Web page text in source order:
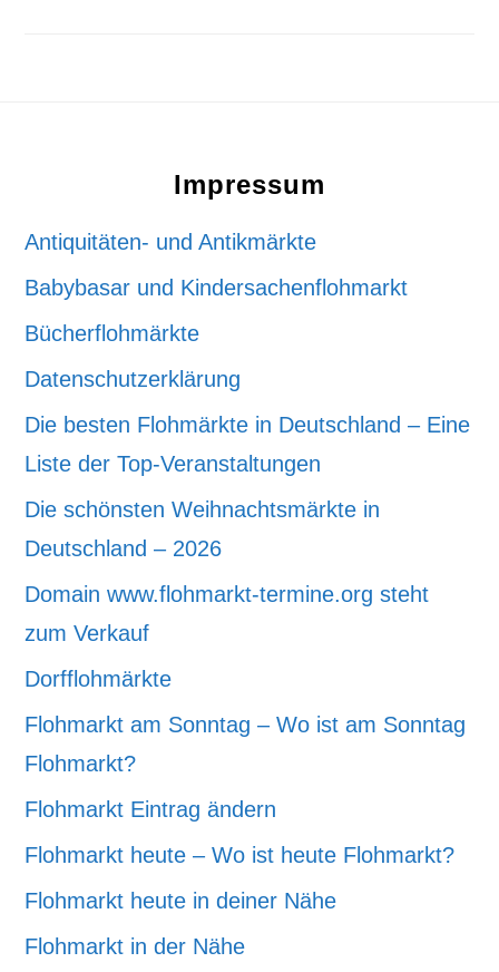
Impressum
Antiquitäten- und Antikmärkte
Babybasar und Kindersachenflohmarkt
Bücherflohmärkte
Datenschutzerklärung
Die besten Flohmärkte in Deutschland – Eine
Liste der Top-Veranstaltungen
Die schönsten Weihnachtsmärkte in
Deutschland – 2026
Domain www.flohmarkt-termine.org steht
zum Verkauf
Dorfflohmärkte
Flohmarkt am Sonntag – Wo ist am Sonntag
Flohmarkt?
Flohmarkt Eintrag ändern
Flohmarkt heute – Wo ist heute Flohmarkt?
Flohmarkt heute in deiner Nähe
Flohmarkt in der Nähe